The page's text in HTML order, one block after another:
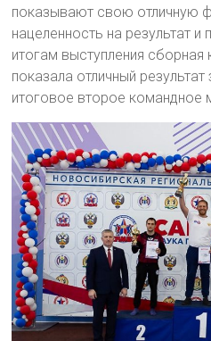
показывают свою отличную
нацеленность на результат
итогам выступления
показала отличный
итоговое второе командное